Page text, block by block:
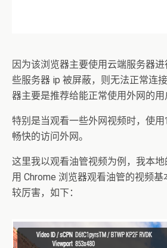
因为该浏览器主要使用云端服务器
些服务器 ip 被屏蔽，则无法正常连
器主要是推荐给能正常使用外网的用
特别是当观看一些外网视频时，使
畅快的访问外网。
这里我以观看油管视频为例，我本
用 Chrome 浏览器观看油管的视频
较厉害，如下：